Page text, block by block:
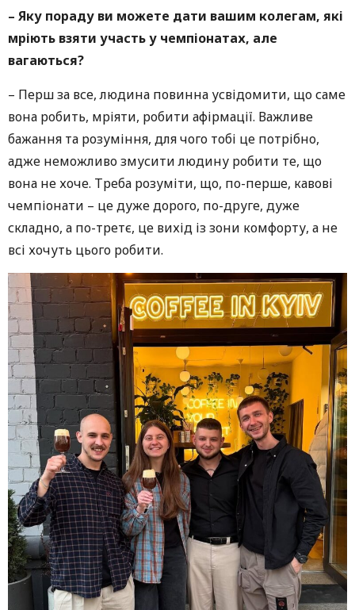
– Яку пораду ви можете дати вашим колегам, які
мріють взяти участь у чемпіонатах, але
вагаються?
– Перш за все, людина повинна усвідомити, що саме
вона робить, мріяти, робити афірмації. Важливе
бажання та розуміння, для чого тобі це потрібно,
адже неможливо змусити людину робити те, що
вона не хоче. Треба розуміти, що, по-перше, кавові
чемпіонати – це дуже дорого, по-друге, дуже
складно, а по-третє, це вихід із зони комфорту, а не
всі хочуть цього робити.